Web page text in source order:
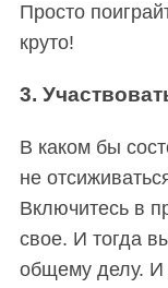
Просто
круто!
3.
В каком бы
не
Включитесь в
свое. И тогда
общему делу. И